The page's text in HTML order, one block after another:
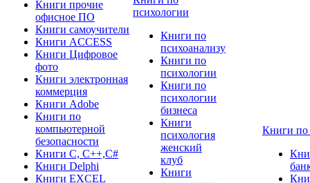
Книги прочие
офисное ПО
Книги самоучители
Книги ACCESS
Книги Цифровое
фото
Книги электронная
коммерция
Книги Adobe
Книги по
компьютерной
безопасности
Книги C, C++,С#
Книги Delphi
Книги EXCEL
психологии
Книги по
психоанализу
Книги по
психологии
Книги по
психологии
бизнеса
Книги
психология
женский
клуб
Книги
Книги по